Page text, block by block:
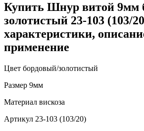
Купить Шнур витой 9мм
золотистый 23-103 (103/
характеристики,
применение
Цвет бордовый/золотистый
Размер 9мм
Материал вискоза
Артикул 23-103 (103/20)